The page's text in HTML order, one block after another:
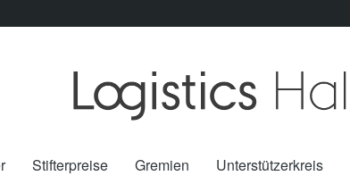
Stifterpreise Gremien Unterstützerkreis